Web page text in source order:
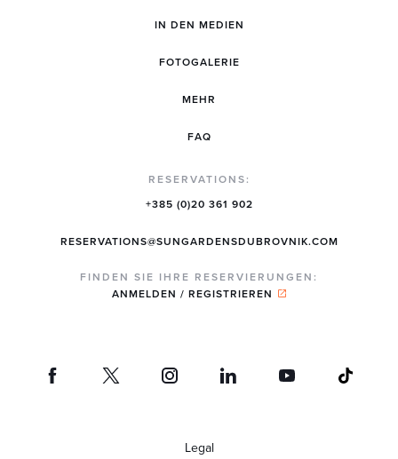
IN DEN MEDIEN
FOTOGALERIE
MEHR
FAQ
RESERVATIONS:
+385 (0)20 361 902
RESERVATIONS@SUNGARDENSDUBROVNIK.COM
FINDEN SIE IHRE RESERVIERUNGEN:
ANMELDEN / REGISTRIEREN
Legal